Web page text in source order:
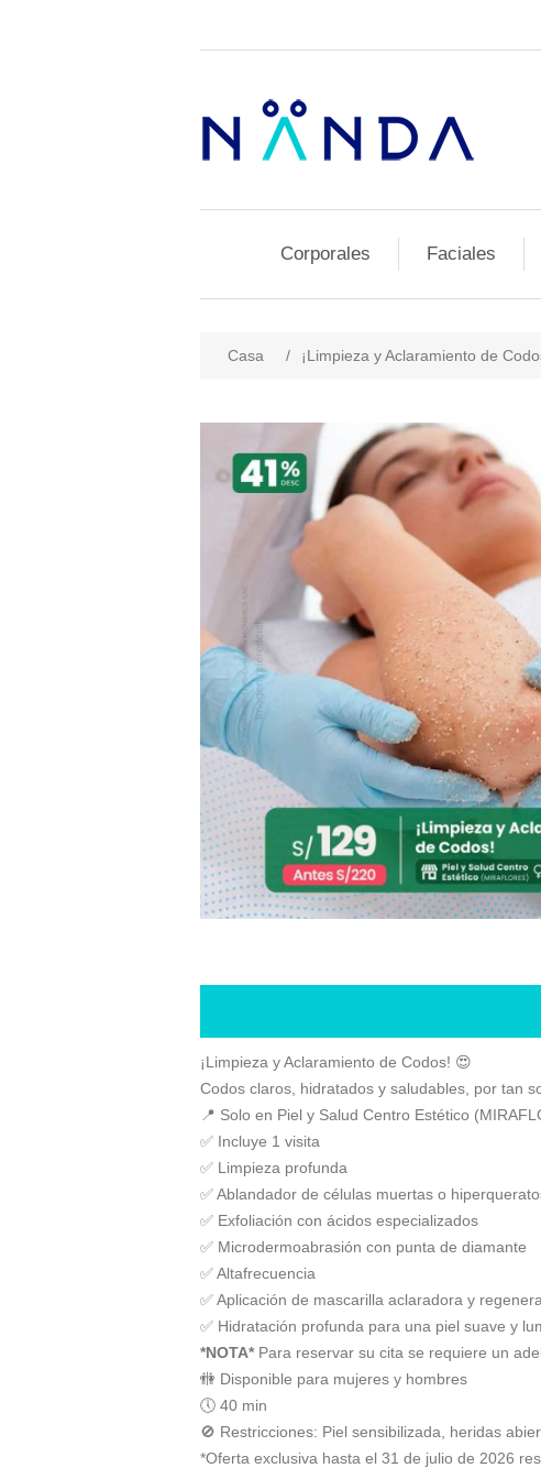
Corporales Faciales
Casa / ¡Limpieza y Aclaramiento de
¡Limpieza y Aclaramiento de Codos! 😍
Codos claros, hidratados y saludables, por tan
📍 Solo en Piel y Salud Centro Estético
✅ Incluye 1 visita
✅ Limpieza profunda
✅ Ablandador de células muertas o
✅ Exfoliación con ácidos especializados
✅ Microdermoabrasión con punta de diamante
✅ Altafrecuencia
✅ Aplicación de mascarilla aclaradora y
✅ Hidratación profunda para una piel suave y
*NOTA* Para reservar su cita se requiere un
🚻 Disponible para mujeres y hombres
🕔 40 min
🚫 Restricciones: Piel sensibilizada, heridas
*Oferta exclusiva hasta el 31 de julio de 2026